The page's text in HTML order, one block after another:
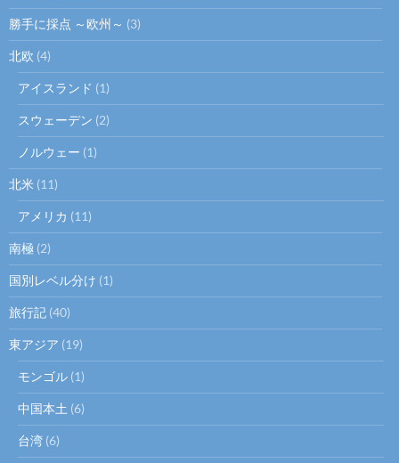
勝手に採点 ～欧州～ (3)
北欧 (4)
アイスランド (1)
スウェーデン (2)
ノルウェー (1)
北米 (11)
アメリカ (11)
南極 (2)
国別レベル分け (1)
旅行記 (40)
東アジア (19)
モンゴル (1)
中国本土 (6)
台湾 (6)